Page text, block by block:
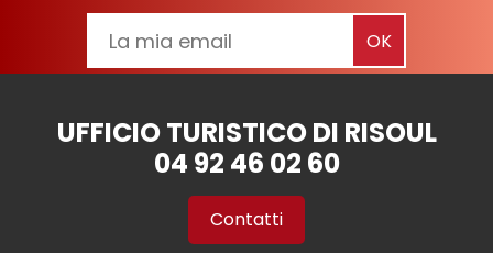
UFFICIO TURISTICO DI RISOUL
04 92 46 02 60
Contatti